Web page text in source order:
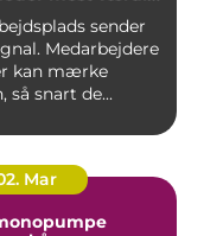
sender
Medarbejdere
kan mærke
så snart de...
Mar